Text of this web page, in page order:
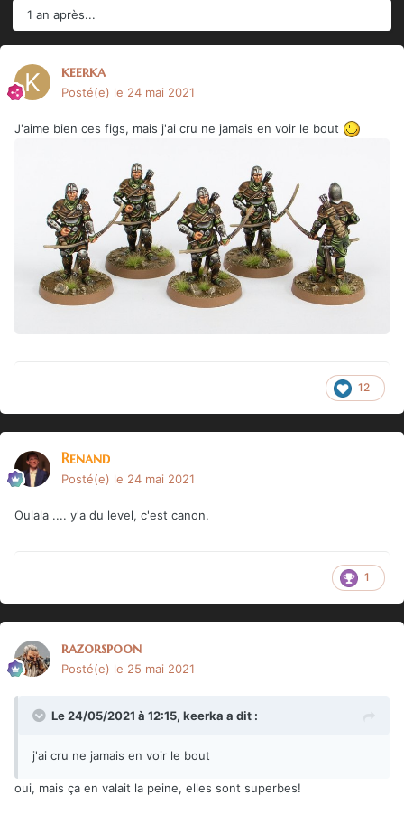
1 an après...
keerka
Posté(e) le 24 mai 2021
J'aime bien ces figs, mais j'ai cru ne jamais en voir le bout
12
Renand
Posté(e) le 24 mai 2021
Oulala .... y'a du level, c'est canon.
1
razorspoon
Posté(e) le 25 mai 2021
Le 24/05/2021 à 12:15, keerka a dit :
j'ai cru ne jamais en voir le bout
oui, mais ça en valait la peine, elles sont superbes!